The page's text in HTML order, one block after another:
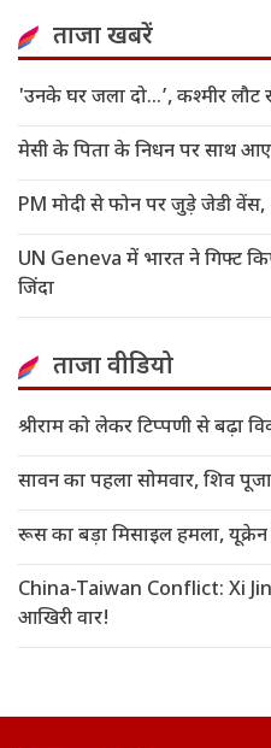
ताजा खबरें
'उनके घर जला दो…’, कश्मीर लौट
मेसी के पिता के निधन पर साथ आए
PM मोदी से फोन पर जुड़े जेडी वेंस,
UN Geneva में भारत ने गिफ्ट
जिंदा
ताजा वीडियो
श्रीराम को लेकर टिप्पणी से बढ़ा
सावन का पहला सोमवार, शिव
रूस का बड़ा मिसाइल हमला,
China-Taiwan Conflict: Xi
आखिरी वार!